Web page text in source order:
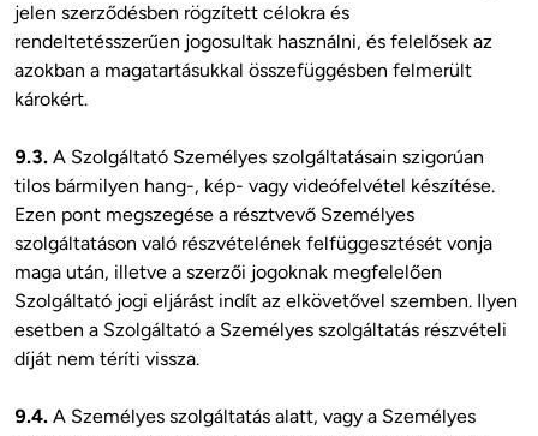
jelen szerződésben rögzített célokra és
rendeltetésszerűen jogosultak használni, és felelősek az
azokban a magatartásukkal összefüggésben felmerült
károkért.
9.3. A Szolgáltató Személyes szolgáltatásain szigorúan
tilos bármilyen hang-, kép- vagy videófelvétel készítése.
Ezen pont megszegése a résztvevő Személyes
szolgáltatáson való részvételének felfüggesztését vonja
maga után, illetve a szerzői jogoknak megfelelően
Szolgáltató jogi eljárást indít az elkövetővel szemben. Ilyen
esetben a Szolgáltató a Személyes szolgáltatás részvételi
díját nem téríti vissza.
9.4. A Személyes szolgáltatás alatt, vagy a Személyes